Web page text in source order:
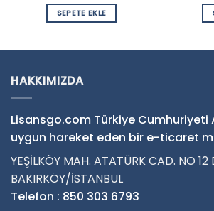
SEPETE EKLE
HAKKIMIZDA
Lisansgo.com Türkiye Cumhuriyeti
uygun hareket eden bir e-ticaret
YEŞİLKÖY MAH. ATATÜRK CAD. NO 12
BAKIRKÖY/İSTANBUL
Telefon : 850 303 6793